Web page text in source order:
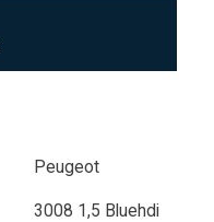
Peugeot
3008 1,5 Bluehdi